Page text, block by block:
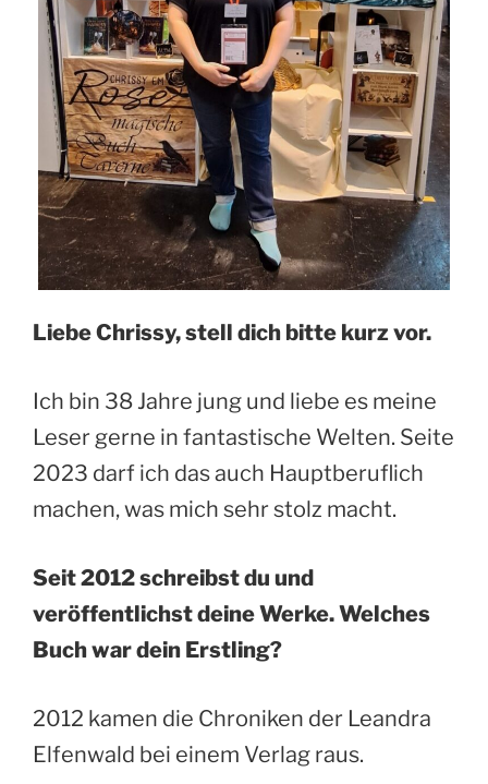
Liebe Chrissy, stell dich bitte kurz vor.
Ich bin 38 Jahre jung und liebe es meine
Leser gerne in fantastische Welten. Seite
2023 darf ich das auch Hauptberuflich
machen, was mich sehr stolz macht.
Seit 2012 schreibst du und
veröffentlichst deine Werke. Welches
Buch war dein Erstling?
2012 kamen die Chroniken der Leandra
Elfenwald bei einem Verlag raus.